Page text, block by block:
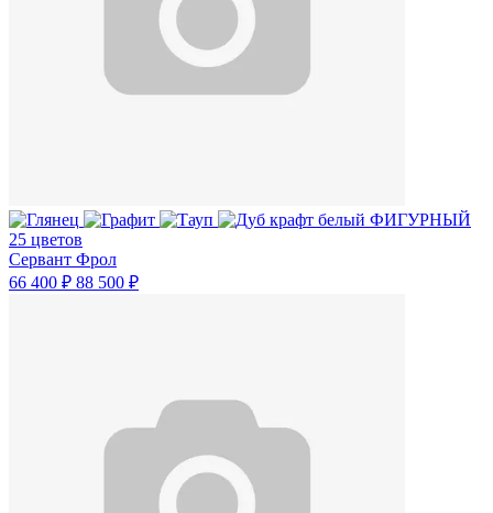
25 цветов
Сервант Фрол
66 400 ₽ 88 500 ₽